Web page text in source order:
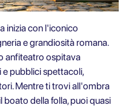
inizia con l'iconico
e grandiosità romana.
anfiteatro ospitava
pubblici spettacoli,
Mentre ti trovi all'ombra
boato della folla, puoi quasi